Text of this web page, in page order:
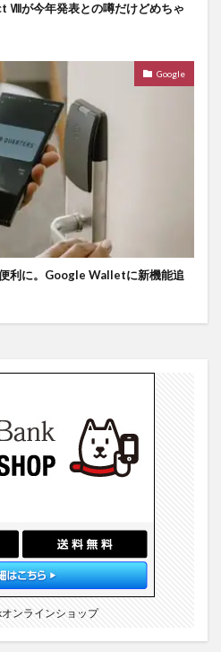
Ⅷが今年発表との噂だけどめちゃ
Google
利に。Google Walletに新機能追
オンラインショップ